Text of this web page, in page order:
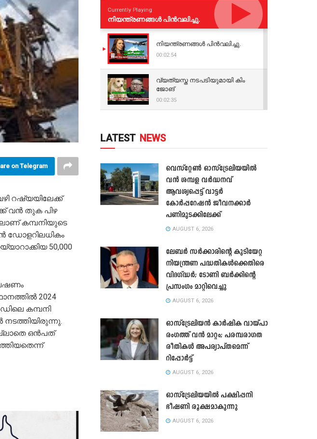
on Telegram
റഷ്യയിലേക്ക്
വൻ തുക പിഴ
കമ്പനിയുടെ
ഡോളറിലധികം
50,000
2024
കമ്പനി
ഒൻപത്
Currently Playing
നിയന്ത്രണങ്ങള്‍ പിന്‍വലിച്ചു.
നിയന്ത്രണങ്ങള്‍ പിന്‍വലിച്ചു.
00:02:54
വ്യത്യസ്ത നടപടിയുമായി കിം
ജോങ്
00:02:35
LATEST NEWS
വെസ്റ്റേൺ ഓസ്‌ട്രേലിയയിൽ
വൻ ശമ്പള വർദ്ധനവ്
ആവശ്യപ്പെട്ട് വാട്ടർ
കോർപ്പറേഷൻ ജീവനക്കാർ
പണിമുടക്കിലേക്ക്
AUGUST 6, 2026
ലേബർ സർക്കാരിന്റെ കുടിയേറ്റ
നിയന്ത്രണ പദ്ധതികൾക്കെതിരെ
വിദഗ്ദ്ധർ; ടോണി ബർക്കിന്റെ
പ്രസംഗം മാറ്റിവെച്ചു
AUGUST 6, 2026
ഓസ്‌ട്രേലിയൻ കാർഷിക വായ്പാ
രംഗത്ത് വൻ മാറ്റം; പരമ്പരാഗത
രീതികൾ അപര്യാപ്തമെന്ന്
റിപ്പോർട്ട്
AUGUST 6, 2026
ഓസ്ട്രേലിയയിൽ പക്ഷിപ്പനി
ഭീഷണി രൂക്ഷമാകുന്നു
AUGUST 6, 2026